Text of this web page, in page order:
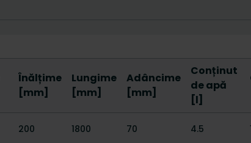
Înălțime
[mm]
Lungime
[mm]
Adâncime
[mm]
Conținut
de apă
[l]
200 1800 70 4.5